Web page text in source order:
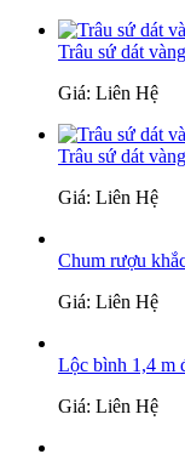
Trâu sứ dát vàng
Giá: Liên Hệ
Trâu sứ dát vàng
Giá: Liên Hệ
Chum rượu
Giá: Liên Hệ
Lộc bình 1,4 m
Giá: Liên Hệ